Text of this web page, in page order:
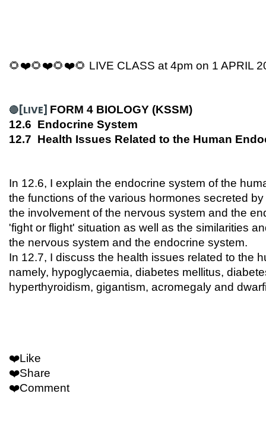
🌻❤️🌻❤️🌻❤️🌻 LIVE CLASS at 4pm on 1 APRIL
🔴[LIVE] FORM 4 BIOLOGY (KSSM)
12.6  Endocrine System
12.7  Health Issues Related to the Human
In 12.6, I explain the endocrine system of the
the functions of the various hormones secreted
the involvement of the nervous system and the
'fight or flight' situation as well as the similarities
the nervous system and the endocrine system.
In 12.7, I discuss the health issues related to the
namely, hypoglycaemia, diabetes mellitus,
hyperthyroidism, gigantism, acromegaly and
❤️Like
❤️Share
❤️Comment